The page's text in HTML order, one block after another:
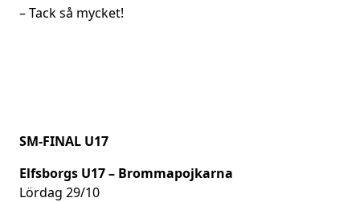
– Tack så mycket!
SM-FINAL U17
Elfsborgs U17 – Brommapojkarna
Lördag 29/10